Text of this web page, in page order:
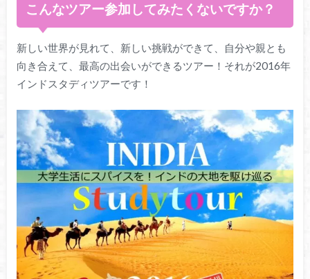
こんなツアー参加してみたくないですか？
新しい世界が見れて、新しい挑戦ができて、自分や親とも
向き合えて、最高の出会いができるツアー！それが2016年
インドスタディツアーです！